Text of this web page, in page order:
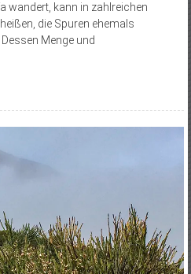
wandert, kann in zahlreichen
die Spuren ehemals
Menge und